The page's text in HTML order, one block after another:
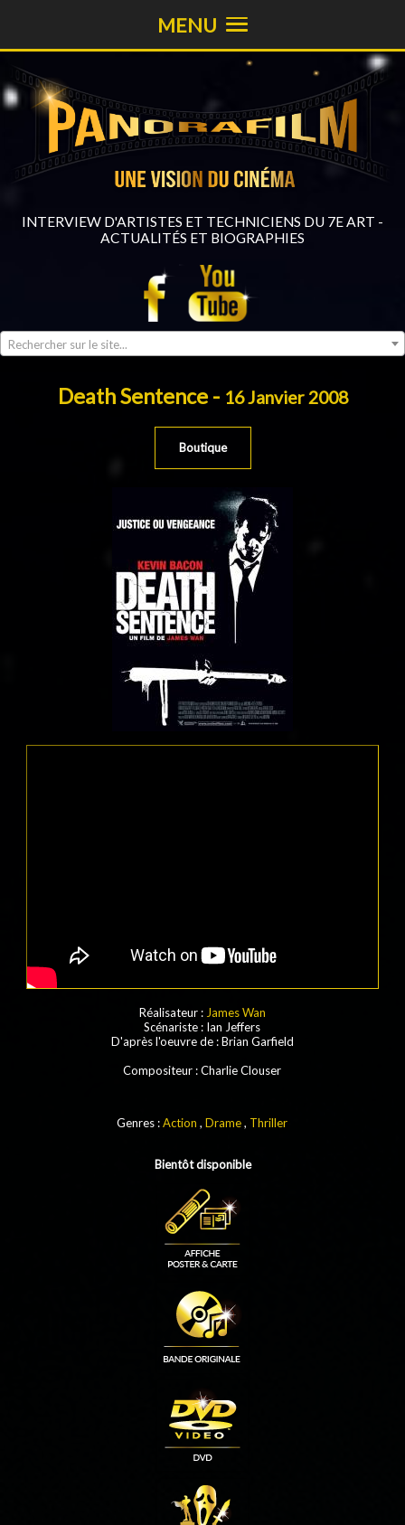
INTERVIEW D'ARTISTES ET TECHNICIENS DU 7E ART -
ACTUALITÉS ET BIOGRAPHIES
Rechercher sur le site...
MENU
Death Sentence - 16 Janvier 2008
Boutique
Réalisateur : James Wan
Scénariste : Ian Jeffers
D'après l'oeuvre de:Brian Garfield
Compositeur : Charlie Clouser
Genres :Action ,Drame, Thriller
Bientôt disponible